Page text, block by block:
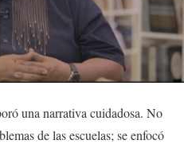
una narrativa cuidadosa. No
de las escuelas; se enfocó